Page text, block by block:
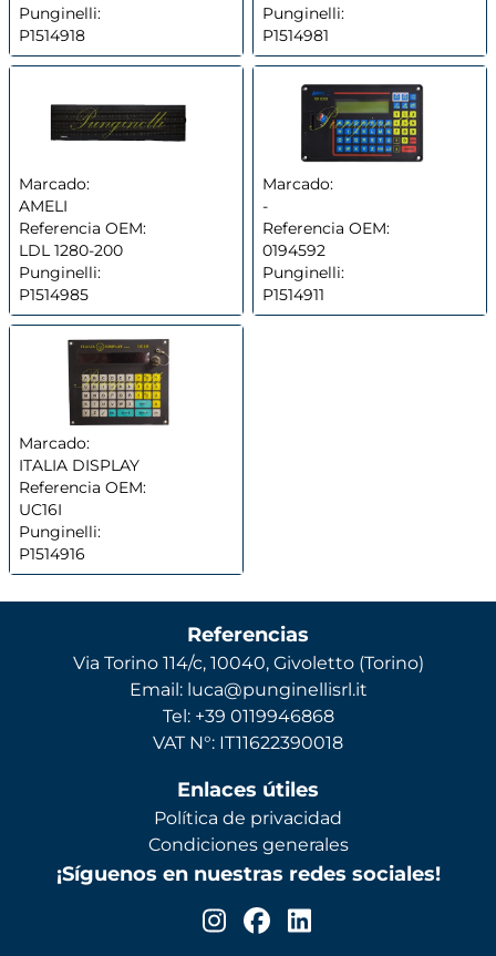
Punginelli:
P1514918
Punginelli:
P1514981
Marcado:
AMELI
Referencia OEM:
LDL 1280-200
Punginelli:
P1514985
Marcado:
-
Referencia OEM:
0194592
Punginelli:
P1514911
Marcado:
ITALIA DISPLAY
Referencia OEM:
UC16I
Punginelli:
P1514916
Referencias
Via Torino 114/c, 10040, Givoletto (Torino)
Email: luca@punginellisrl.it
Tel: +39 0119946868
VAT N°: IT11622390018
Enlaces útiles
Política de privacidad
Condiciones generales
¡Síguenos en nuestras redes sociales!